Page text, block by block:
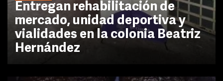
Entregan rehabilitación de
mercado, unidad deportiva y
vialidades en la colonia Beatriz
Hernández